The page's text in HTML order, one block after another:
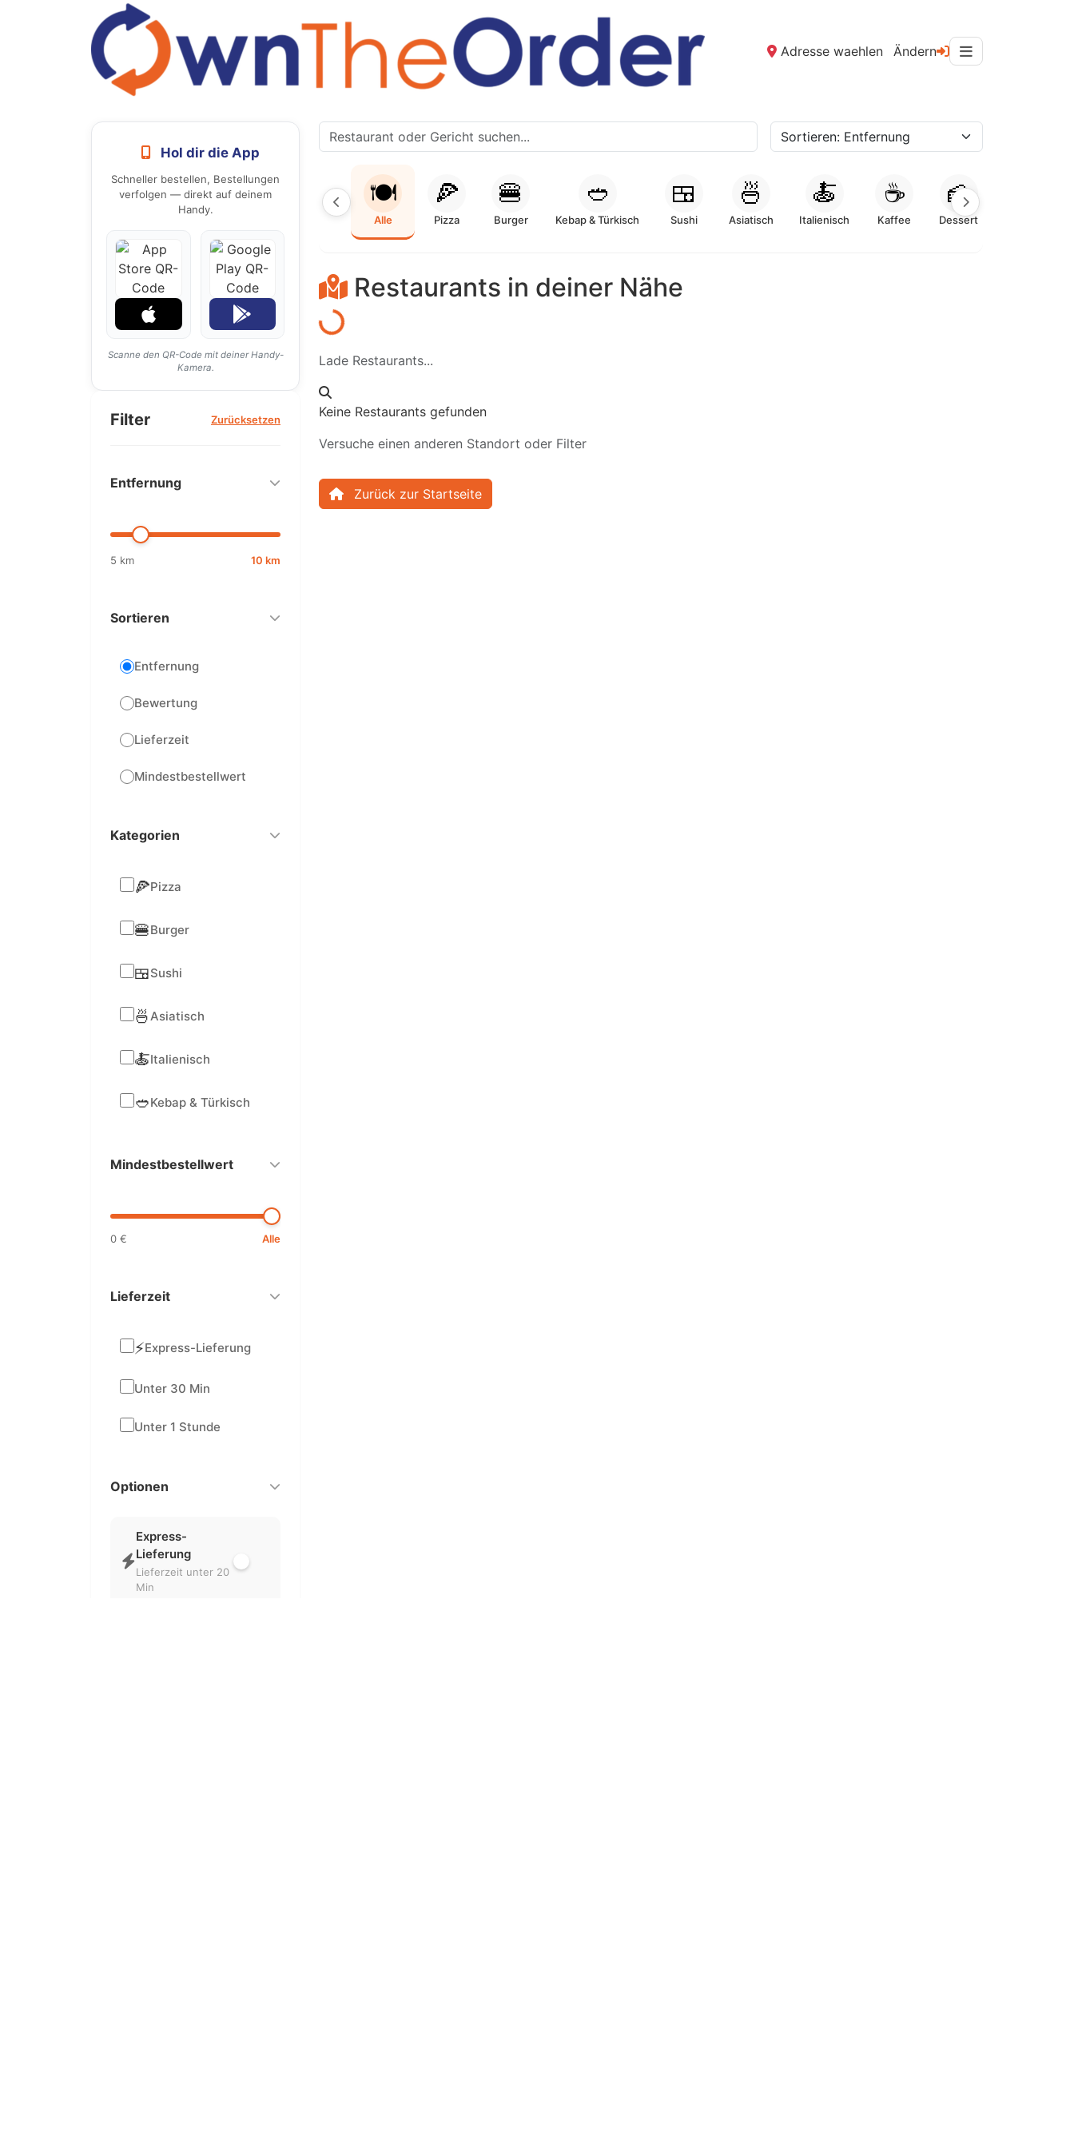
Adresse waehlen Ändern
Hol dir die App
Schneller bestellen, Bestellungen
verfolgen — direkt auf deinem
Handy.
Scanne den QR-Code mit deiner Handy-
Kamera.
Filter Zurücksetzen
Entfernung
5 km 10 km
Sortieren
Entfernung
Bewertung
Lieferzeit
Mindestbestellwert
Kategorien
🍕Pizza
🍔Burger
🍱Sushi
🍜Asiatisch
🍝Italienisch
🥙Kebap & Türkisch
Mindestbestellwert
0 € Alle
Lieferzeit
⚡Express-Lieferung
Unter 30 Min
Unter 1 Stunde
Optionen
Express-
Lieferung
Lieferzeit unter 20
Min
🍽️
Alle
🍕
Pizza
🍔
Burger
🥙
Kebap & Türkisch
🍱
Sushi
🍜
Asiatisch
🍝
Italienisch
☕
Kaffee
🍰
Dessert
Restaurants in deiner Nähe
Laden...
Lade Restaurants...
Keine Restaurants gefunden
Versuche einen anderen Standort oder Filter
Zurück zur Startseite